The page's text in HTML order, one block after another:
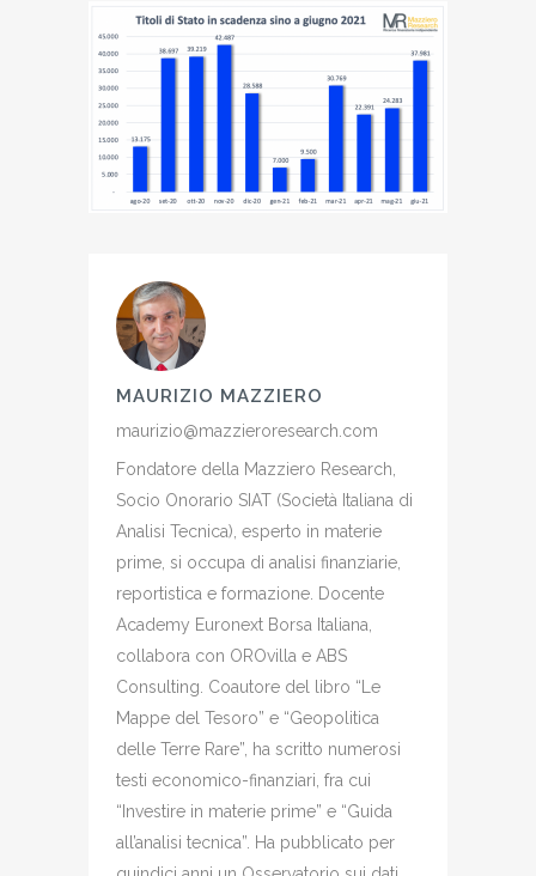
MAURIZIO MAZZIERO
maurizio@mazzieroresearch.com
Fondatore della Mazziero Research,
Socio Onorario SIAT (Società Italiana di
Analisi Tecnica), esperto in materie
prime, si occupa di analisi finanziarie,
reportistica e formazione. Docente
Academy Euronext Borsa Italiana,
collabora con OROvilla e ABS
Consulting. Coautore del libro “Le
Mappe del Tesoro” e “Geopolitica
delle Terre Rare”, ha scritto numerosi
testi economico-finanziari, fra cui
“Investire in materie prime” e “Guida
all’analisi tecnica”. Ha pubblicato per